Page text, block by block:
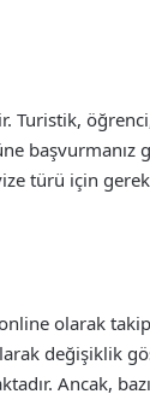
Turistik,
başvurmanız
türü için
olarak
değişiklik
Ancak,